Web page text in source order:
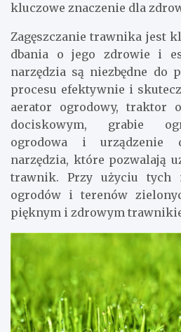
kluczowe znaczenie dla
Zagęszczanie trawnika jest
dbania o jego zdrowie i
narzędzia są niezbędne do
procesu efektywnie i
aerator ogrodowy, traktor
dociskowym, grabie
ogrodowa i urządzenie
narzędzia, które pozwalają
trawnik. Przy użyciu tych
ogrodów i terenów
pięknym i zdrowym